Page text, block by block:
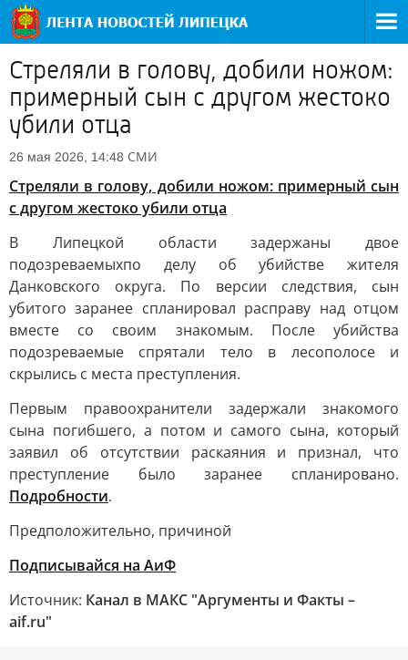
Стреляли в голову, добили ножом:
примерный сын с другом жестоко
убили отца
26 мая 2026, 14:48 СМИ
Стреляли в голову, добили ножом: примерный сын
с другом жестоко убили отца
В Липецкой области задержаны двое
подозреваемыхпо делу об убийстве жителя
Данковского округа. По версии следствия, сын
убитого заранее спланировал расправу над отцом
вместе со своим знакомым. После убийства
подозреваемые спрятали тело в лесополосе и
скрылись с места преступления.
Первым правоохранители задержали знакомого
сына погибшего, а потом и самого сына, который
заявил об отсутствии раскаяния и признал, что
преступление было заранее спланировано.
Подробности.
Предположительно, причиной
Подписывайся на АиФ
Источник: Канал в МАКС "Аргументы и Факты –
aif.ru"